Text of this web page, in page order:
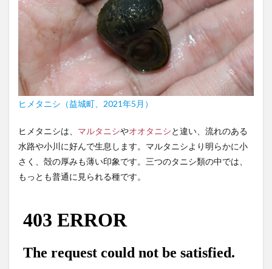
ヒメタニシ（益城町、2021年5月）
ヒメタニシは、 マルタニシやオオタニシと違い、流れのある
水路や小川に好んで生息します。マルタニシより明らかに小
さく、殻の厚みも薄い印象です。三つのタニシ類の中では、
もっとも普通に見られる種です。